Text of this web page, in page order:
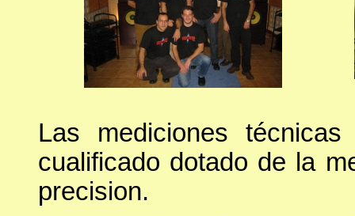
Las mediciones
cualificado dotado de la
precision.